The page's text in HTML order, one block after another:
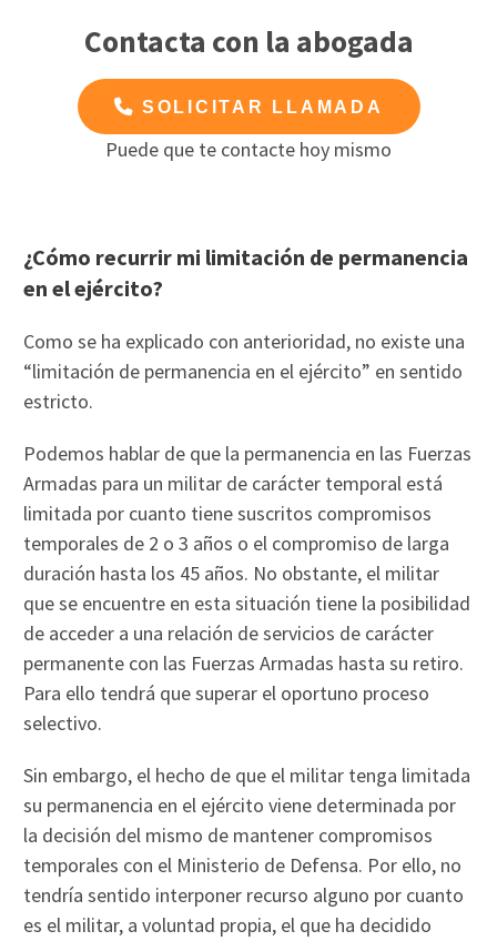
Contacta con la abogada
SOLICITAR LLAMADA
Puede que te contacte hoy mismo
¿Cómo recurrir mi limitación de permanencia
en el ejército?
Como se ha explicado con anterioridad, no existe una
“limitación de permanencia en el ejército” en sentido
estricto.
Podemos hablar de que la permanencia en las Fuerzas
Armadas para un militar de carácter temporal está
limitada por cuanto tiene suscritos compromisos
temporales de 2 o 3 años o el compromiso de larga
duración hasta los 45 años. No obstante, el militar
que se encuentre en esta situación tiene la posibilidad
de acceder a una relación de servicios de carácter
permanente con las Fuerzas Armadas hasta su retiro.
Para ello tendrá que superar el oportuno proceso
selectivo.
Sin embargo, el hecho de que el militar tenga limitada
su permanencia en el ejército viene determinada por
la decisión del mismo de mantener compromisos
temporales con el Ministerio de Defensa. Por ello, no
tendría sentido interponer recurso alguno por cuanto
es el militar, a voluntad propia, el que ha decidido